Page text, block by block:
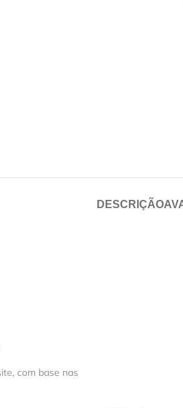
DESCRIÇÃO
com base nas